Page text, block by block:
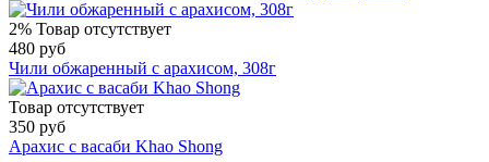
2% Товар отсутствует
480 руб
Чили обжаренный с арахисом, 308г
Товар отсутствует
350 руб
Арахис с васаби Khao Shong